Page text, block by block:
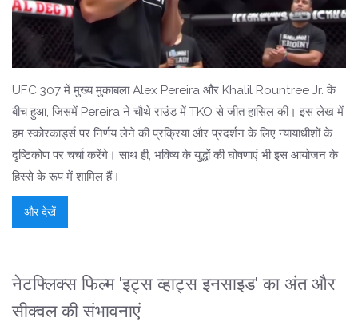
UFC 307 में मुख्य मुकाबला Alex Pereira और Khalil Rountree Jr. के
बीच हुआ, जिसमें Pereira ने चौथे राउंड में TKO से जीत हासिल की। इस लेख में
हम स्कोरकार्ड्स पर निर्णय लेने की प्रक्रिया और प्रदर्शन के लिए न्यायाधीशों के
दृष्टिकोण पर चर्चा करेंगे। साथ ही, भविष्य के युद्धों की घोषणाएं भी इस आयोजन के
हिस्से के रूप में शामिल हैं।
और देखें
नेटफ्लिक्स फिल्म 'इट्स व्हाट्स इनसाइड' का अंत और
सीक्वल की संभावनाएं